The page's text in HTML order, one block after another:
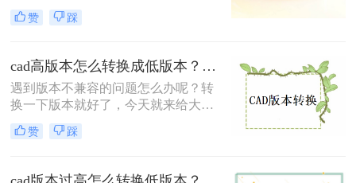
高版本的cad如何转换成低版本的吗？
今天我们来谈谈如何cad版本转换器，
你的朋友，希望能帮助到大家哦。
赞 踩
cad高版本怎么转换成低版本？推荐这三种方法给大家！
遇到版本不兼容的问题怎么办呢？转
换一下版本就好了，今天就来给大家
讲讲cad高版本怎么转换成低版本的事
项，工作中经常会遇到这样的问题，
最好的方法就是转换一下版本，那么
赞 踩